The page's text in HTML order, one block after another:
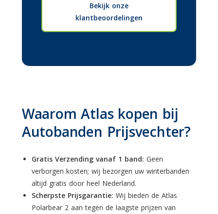
Bekijk onze
klantbeoordelingen
Waarom Atlas kopen bij
Autobanden Prijsvechter?
Gratis Verzending vanaf 1 band: Geen
verborgen kosten; wij bezorgen uw winterbanden
altijd gratis door heel Nederland.
Scherpste Prijsgarantie: Wij bieden de Atlas
Polarbear 2 aan tegen de laagste prijzen van